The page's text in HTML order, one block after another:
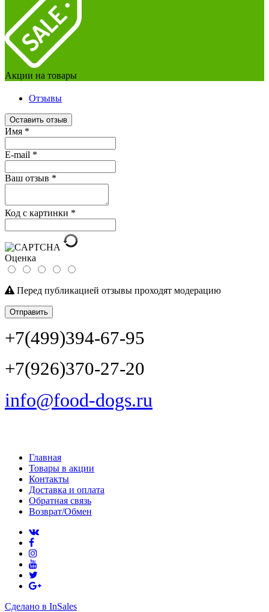
Акции на товары
Отзывы
Оставить отзыв
Имя *
E-mail *
Ваш отзыв *
Код с картинки *
Оценка
Перед публикацией отзывы проходят модерацию
Отправить
+7(499)394-67-95
+7(926)370-27-20
info@food-dogs.ru
Главная
Товары в акции
Контакты
Доставка и оплата
Обратная связь
Возврат/Обмен
Сделано в InSales